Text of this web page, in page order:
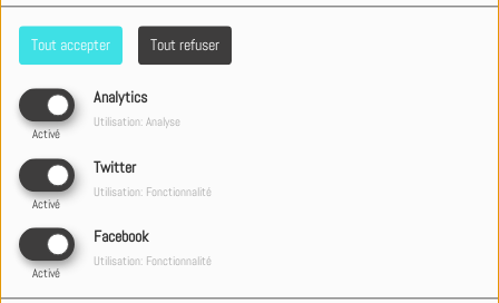
Tout accepter Tout refuser
Analytics
Activé
Utilisation: Analyse
Twitter
Activé
Utilisation: Fonctionnalité
Facebook
Activé
Utilisation: Fonctionnalité
Will Abriel